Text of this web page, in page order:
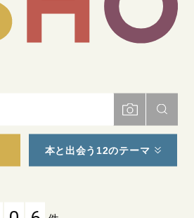
本と出会う12のテーマ